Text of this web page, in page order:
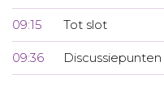
09:15 Tot slot
09:36